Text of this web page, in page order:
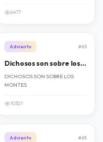
6477
Adviento #63
Dichosos son sobre los montes
DICHOSOS SON SOBRE LOS
MONTES
10321
Adviento #65